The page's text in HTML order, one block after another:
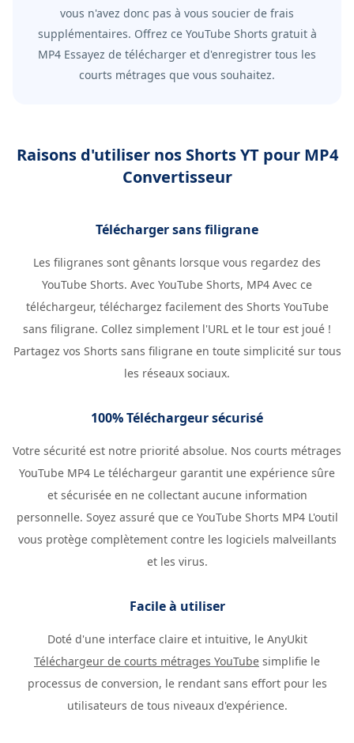
vous n'avez donc pas à vous soucier de frais
supplémentaires. Offrez ce YouTube Shorts gratuit à
MP4 Essayez de télécharger et d'enregistrer tous les
courts métrages que vous souhaitez.
Raisons d'utiliser nos Shorts YT pour MP4
Convertisseur
Télécharger sans filigrane
Les filigranes sont gênants lorsque vous regardez des
YouTube Shorts. Avec YouTube Shorts, MP4 Avec ce
téléchargeur, téléchargez facilement des Shorts YouTube
sans filigrane. Collez simplement l'URL et le tour est joué !
Partagez vos Shorts sans filigrane en toute simplicité sur tous
les réseaux sociaux.
100% Téléchargeur sécurisé
Votre sécurité est notre priorité absolue. Nos courts métrages
YouTube MP4 Le téléchargeur garantit une expérience sûre
et sécurisée en ne collectant aucune information
personnelle. Soyez assuré que ce YouTube Shorts MP4 L'outil
vous protège complètement contre les logiciels malveillants
et les virus.
Facile à utiliser
Doté d'une interface claire et intuitive, le AnyUkit
Téléchargeur de courts métrages YouTube simplifie le
processus de conversion, le rendant sans effort pour les
utilisateurs de tous niveaux d'expérience.